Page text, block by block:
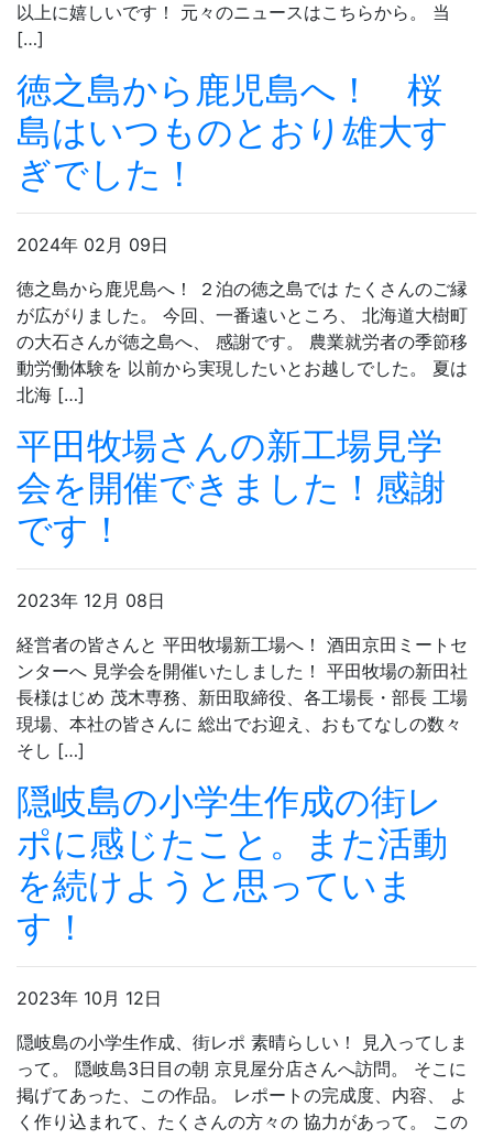
以上に嬉しいです！ 元々のニュースはこちらから。 当
[…]
徳之島から鹿児島へ！ 桜
島はいつものとおり雄大す
ぎでした！
2024年 02月 09日
徳之島から鹿児島へ！ ２泊の徳之島では たくさんのご縁
が広がりました。 今回、一番遠いところ、 北海道大樹町
の大石さんが徳之島へ、 感謝です。 農業就労者の季節移
動労働体験を 以前から実現したいとお越しでした。 夏は
北海 […]
平田牧場さんの新工場見学
会を開催できました！感謝
です！
2023年 12月 08日
経営者の皆さんと 平田牧場新工場へ！ 酒田京田ミートセ
ンターへ 見学会を開催いたしました！ 平田牧場の新田社
長様はじめ 茂木専務、新田取締役、各工場長・部長 工場
現場、本社の皆さんに 総出でお迎え、おもてなしの数々
そし […]
隠岐島の小学生作成の街レ
ポに感じたこと。また活動
を続けようと思っていま
す！
2023年 10月 12日
隠岐島の小学生作成、街レポ 素晴らしい！ 見入ってしま
って。 隠岐島3日目の朝 京見屋分店さんへ訪問。 そこに
掲げてあった、この作品。 レポートの完成度、内容、 よ
く作り込まれて、たくさんの方々の 協力があって。 この